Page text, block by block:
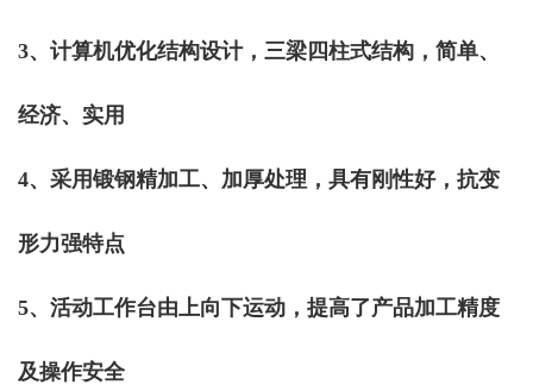
3、计算机优化结构设计，三梁四柱式结构，简单、
经济、实用
4、采用锻钢精加工、加厚处理，具有刚性好，抗变
形力强特点
5、活动工作台由上向下运动，提高了产品加工精度
及操作安全